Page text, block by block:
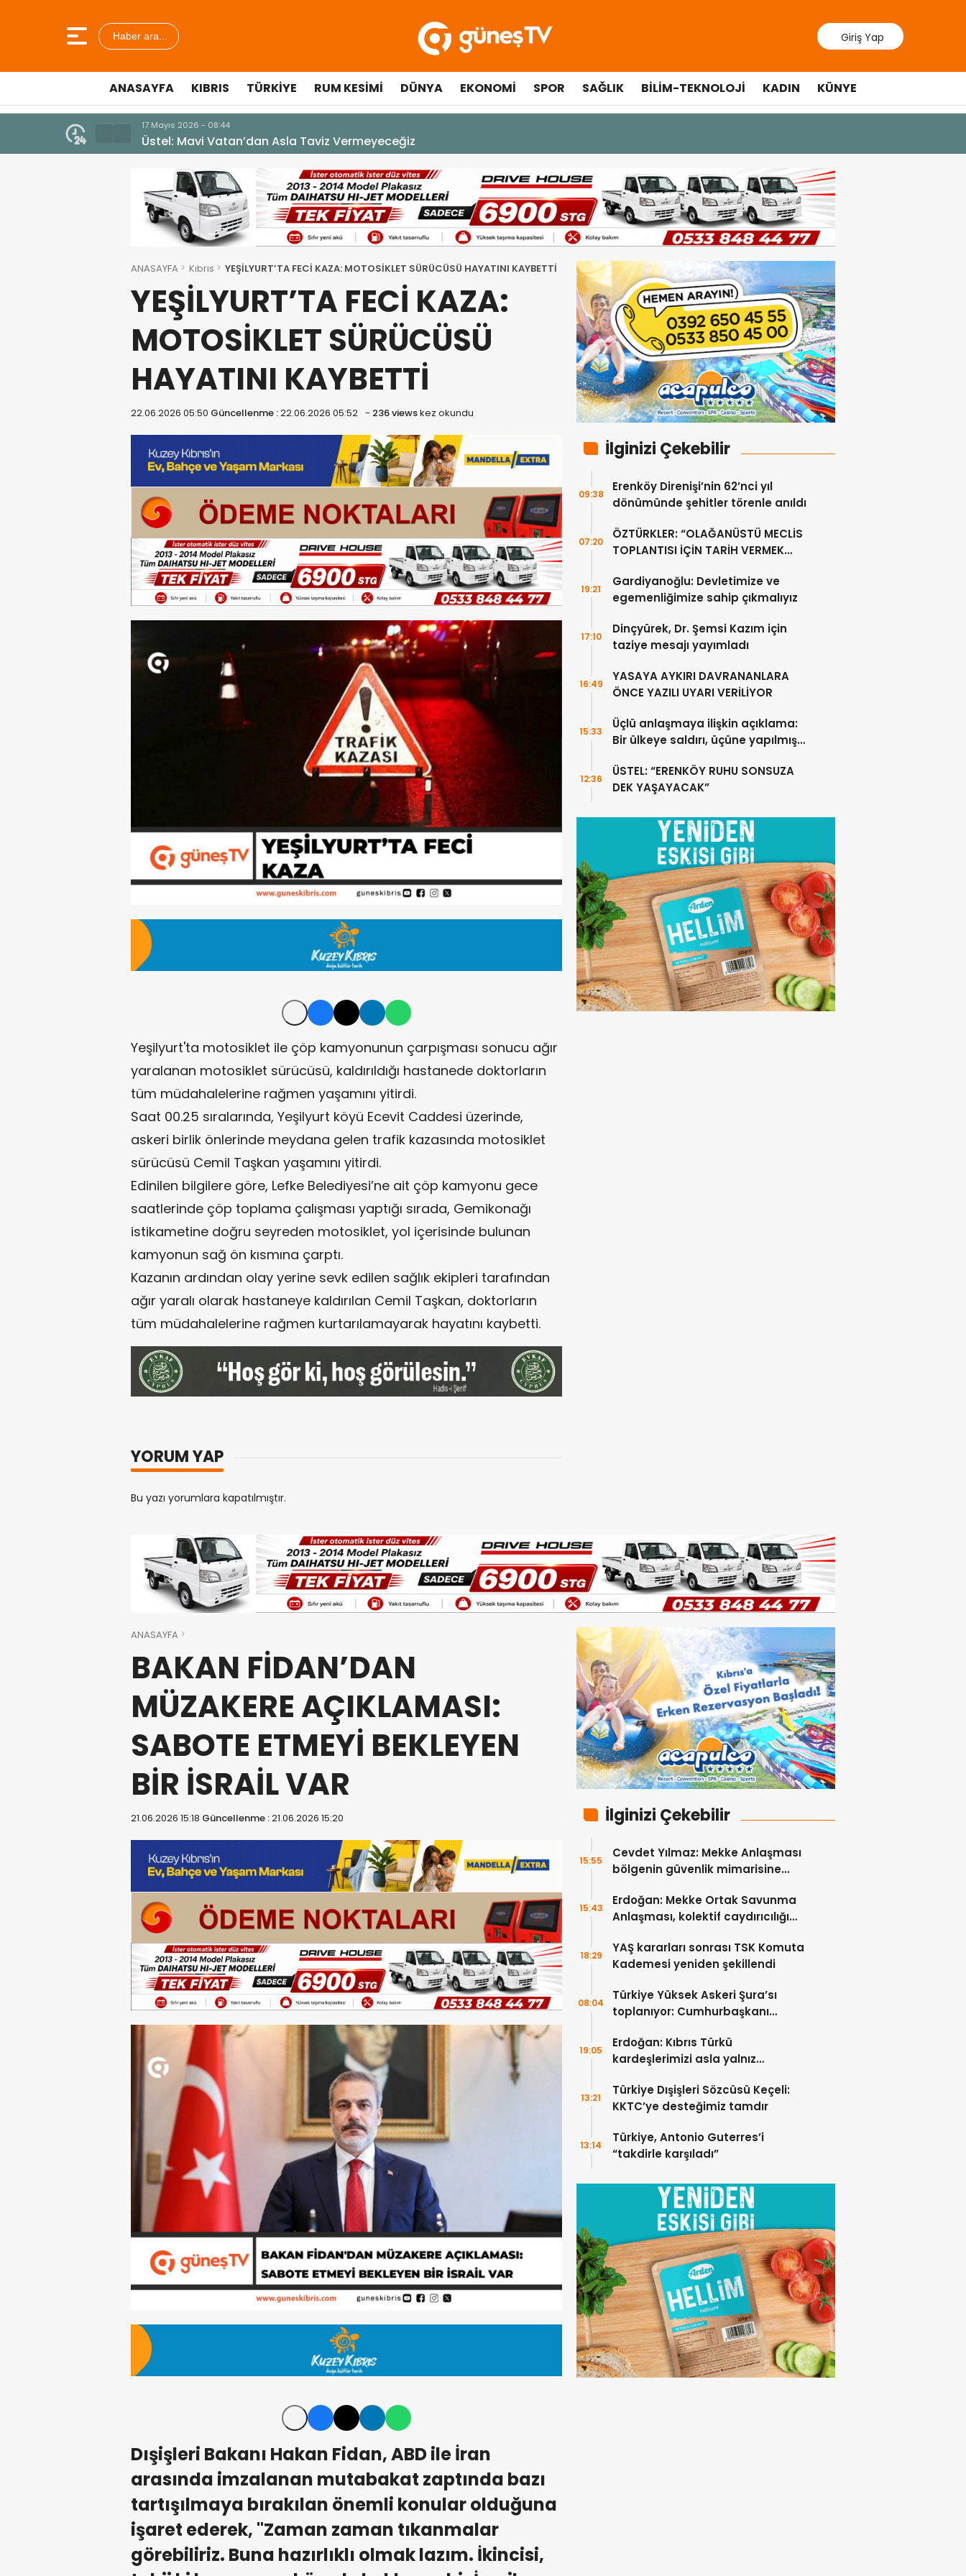
Haber ara... Giriş Yap
ANASAYFA KIBRIS TÜRKIYE RUM KESIMI DÜNYA EKONOMI SPOR SAĞLIK BILIM-TEKNOLOJI KADIN KÜNYE
7 Ağustos 2026 - 12:36
ÜSTEL: “ERENKÖY RUHU SONSUZA DEK YAŞAYACAK”
ANASAYFA Kıbrıs YEŞİLYURT’TA FECİ KAZA: MOTOSİKLET SÜRÜCÜSÜ HAYATINI KAYBETTİ
YEŞİLYURT’TA FECİ KAZA:
MOTOSİKLET SÜRÜCÜSÜ
HAYATINI KAYBETTİ
22.06.2026 05:50 Güncellenme :22.06.2026 05:52 - 236 viewskez okundu
Yeşilyurt'ta motosiklet ile çöp kamyonunun çarpışması sonucu ağır
yaralanan motosiklet sürücüsü, kaldırıldığı hastanede doktorların
tüm müdahalelerine rağmen yaşamını yitirdi.
Saat 00.25 sıralarında, Yeşilyurt köyü Ecevit Caddesi üzerinde,
askeri birlik önlerinde meydana gelen trafik kazasında motosiklet
sürücüsü Cemil Taşkan yaşamını yitirdi.
Edinilen bilgilere göre, Lefke Belediyesi’ne ait çöp kamyonu gece
saatlerinde çöp toplama çalışması yaptığı sırada, Gemikonağı
istikametine doğru seyreden motosiklet, yol içerisinde bulunan
kamyonun sağ ön kısmına çarptı.
Kazanın ardından olay yerine sevk edilen sağlık ekipleri tarafından
ağır yaralı olarak hastaneye kaldırılan Cemil Taşkan, doktorların
tüm müdahalelerine rağmen kurtarılamayarak hayatını kaybetti.
YORUM YAP
Bu yazı yorumlara kapatılmıştır.
İlginizi Çekebilir
Erenköy Direnişi’nin 62’nci yıl
dönümünde şehitler törenle anıldı
09:38
ÖZTÜRKLER: “OLAĞANÜSTÜ MECLİS
TOPLANTISI İÇİN TARİH VERMEK
07:20
Gardiyanoğlu: Devletimize ve
egemenliğimize sahip çıkmalıyız
19:21
Dinçyürek, Dr. Şemsi Kazım için
taziye mesajı yayımladı
17:10
YASAYA AYKIRI DAVRANANLARA
ÖNCE YAZILI UYARI VERİLİYOR
16:49
Üçlü anlaşmaya ilişkin açıklama:
Bir ülkeye saldırı, üçüne yapılmış
15:33
ÜSTEL: “ERENKÖY RUHU SONSUZA
DEK YAŞAYACAK”
12:36
ANASAYFA
BAKAN FİDAN’DAN
MÜZAKERE AÇIKLAMASI:
SABOTE ETMEYİ BEKLEYEN
BİR İSRAİL VAR
21.06.2026 15:18 Güncellenme :21.06.2026 15:20
Dışişleri Bakanı Hakan Fidan, ABD ile İran
arasında imzalanan mutabakat zaptında bazı
tartışılmaya bırakılan önemli konular olduğuna
işaret ederek, "Zaman zaman tıkanmalar
görebiliriz. Buna hazırlıklı olmak lazım. İkincisi,
İlginizi Çekebilir
Cevdet Yılmaz: Mekke Anlaşması
bölgenin güvenlik mimarisine
15:55
Erdoğan: Mekke Ortak Savunma
Anlaşması, kolektif caydırıcılığı
15:43
YAŞ kararları sonrası TSK Komuta
Kademesi yeniden şekillendi
18:29
Türkiye Yüksek Askeri Şura’sı
toplanıyor: Cumhurbaşkanı
08:04
Erdoğan: Kıbrıs Türkü
kardeşlerimizi asla yalnız
19:05
Türkiye Dışişleri Sözcüsü Keçeli:
KKTC’ye desteğimiz tamdır
13:21
Türkiye, Antonio Guterres’i
“takdirle karşıladı”
13:14